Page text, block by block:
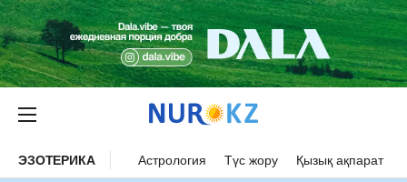
ЭЗОТЕРИКА Астрология Түс жору Қызық ақпарат